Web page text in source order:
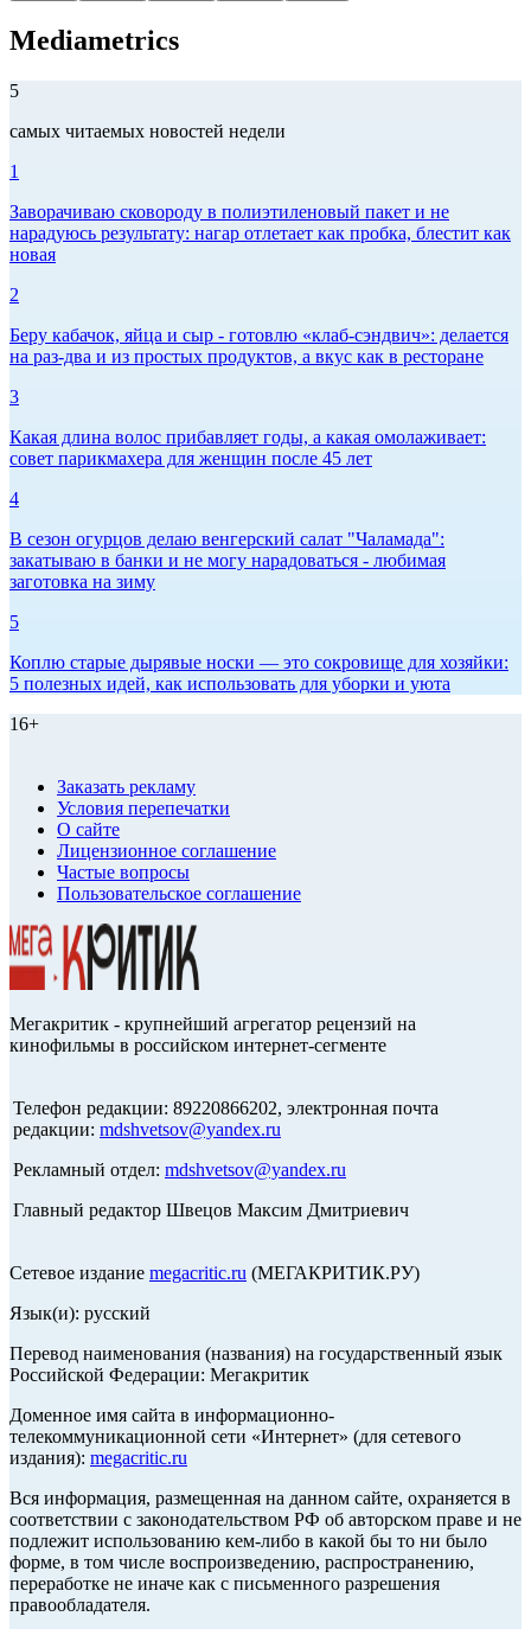
Mediametrics
5
самых читаемых новостей недели
1
Заворачиваю сковороду в полиэтиленовый пакет и не
нарадуюсь результату: нагар отлетает как пробка, блестит как
новая
2
Беру кабачок, яйца и сыр - готовлю «клаб-сэндвич»: делается
на раз-два и из простых продуктов, а вкус как в ресторане
3
Какая длина волос прибавляет годы, а какая омолаживает:
совет парикмахера для женщин после 45 лет
4
В сезон огурцов делаю венгерский салат "Чаламада":
закатываю в банки и не могу нарадоваться - любимая
заготовка на зиму
5
Коплю старые дырявые носки — это сокровище для хозяйки:
5 полезных идей, как использовать для уборки и уюта
16+
Заказать рекламу
Условия перепечатки
О сайте
Лицензионное соглашение
Частые вопросы
Пользовательское соглашение
Мегакритик - крупнейший агрегатор рецензий на
кинофильмы в российском интернет-сегменте
Телефон редакции: 89220866202, электронная почта
редакции: mdshvetsov@yandex.ru
Рекламный отдел: mdshvetsov@yandex.ru
Главный редактор Швецов Максим Дмитриевич
Сетевое издание megacritic.ru (МЕГАКРИТИК.РУ)
Язык(и): русский
Перевод наименования (названия) на государственный язык
Российской Федерации: Мегакритик
Доменное имя сайта в информационно-
телекоммуникационной сети «Интернет» (для сетевого
издания): megacritic.ru
Вся информация, размещенная на данном сайте, охраняется в
соответствии с законодательством РФ об авторском праве и не
подлежит использованию кем-либо в какой бы то ни было
форме, в том числе воспроизведению, распространению,
переработке не иначе как с письменного разрешения
правообладателя.